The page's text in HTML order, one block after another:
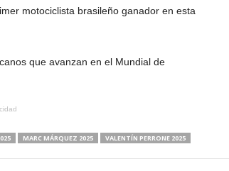
motociclista brasileño ganador en esta
que avanzan en el Mundial de
MARC MÁRQUEZ 2025 VALENTÍN PERRONE 2025